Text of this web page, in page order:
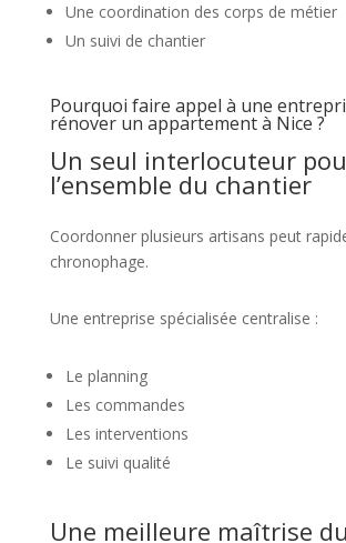
Une coordination des corps de métier
Un suivi de chantier
Pourquoi faire appel à une
rénover un appartement à Nice ?
Un seul interlocuteur
l’ensemble du chantier
Coordonner plusieurs artisans peut
chronophage.
Une entreprise spécialisée centralise :
Le planning
Les commandes
Les interventions
Le suivi qualité
Une meilleure maîtrise